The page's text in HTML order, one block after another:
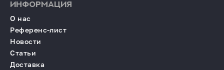
ИНФОРМАЦИЯ
О нас
Референс-лист
Новости
Статьи
Доставка